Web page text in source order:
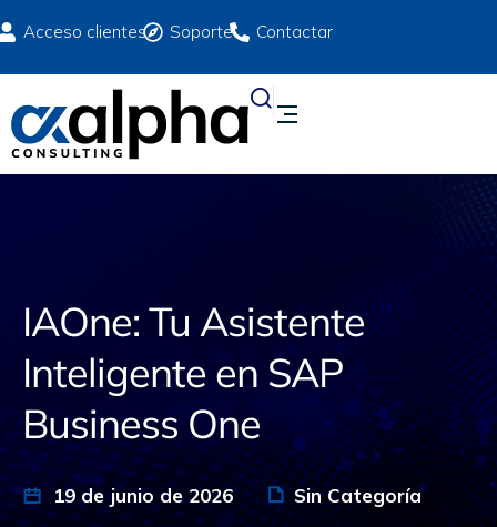
Acceso clientes Soporte Contactar
IAOne: Tu Asistente
Inteligente en SAP
Business One
19 de junio de 2026 Sin Categoría